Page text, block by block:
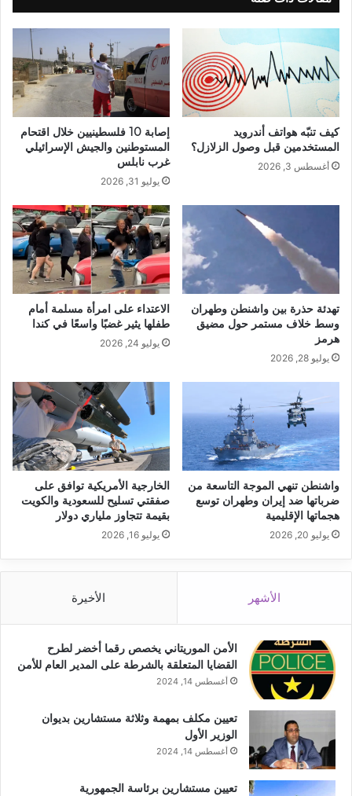
كيف تنبّه هواتف أندرويد
المستخدمين قبل وصول الزلازل؟
أغسطس 3, 2026
إصابة 10 فلسطينيين خلال اقتحام
المستوطنين والجيش الإسرائيلي
غرب نابلس
يوليو 31, 2026
تهدئة حذرة بين واشنطن وطهران
وسط خلاف مستمر حول مضيق
هرمز
يوليو 28, 2026
الاعتداء على امرأة مسلمة أمام
طفلها يثير غضبًا واسعًا في كندا
يوليو 24, 2026
واشنطن تنهي الموجة التاسعة من
ضرباتها ضد إيران وطهران توسع
هجماتها الإقليمية
يوليو 20, 2026
الخارجية الأمريكية توافق على
صفقتي تسليح للسعودية والكويت
بقيمة تتجاوز ملياري دولار
يوليو 16, 2026
الأشهر الأخيرة
الأمن الموريتاني يخصص رقما أخضر لطرح
القضايا المتعلقة بالشرطة على المدير العام للأمن
أغسطس 14, 2024
تعيين مكلف بمهمة وثلاثة مستشارين بديوان
الوزير الأول
أغسطس 14, 2024
تعيين مستشارين برئاسة الجمهورية